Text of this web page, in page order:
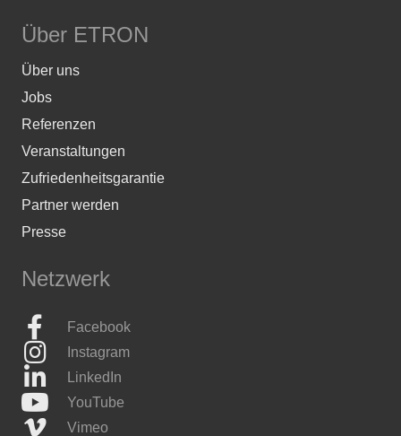
Über ETRON
Über uns
Jobs
Referenzen
Veranstaltungen
Zufriedenheitsgarantie
Partner werden
Presse
Netzwerk
Facebook
Instagram
LinkedIn
YouTube
Vimeo